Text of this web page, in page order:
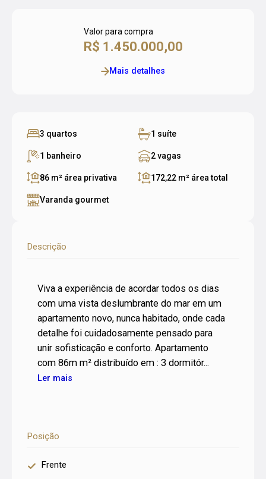
Valor para compra
R$ 1.450.000,00
Mais detalhes
3 quartos 1 suíte
1 banheiro 2 vagas
86 m² área privativa 172,22 m² área total
Varanda gourmet
Descrição
Viva a experiência de acordar todos os dias
com uma vista deslumbrante do mar em um
apartamento novo, nunca habitado, onde cada
detalhe foi cuidadosamente pensado para
unir sofisticação e conforto. Apartamento
com 86m m² distribuído em : 3 dormitór...
Ler mais
Posição
Frente